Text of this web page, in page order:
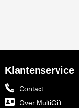
Klantenservice
Contact
Over MultiGift